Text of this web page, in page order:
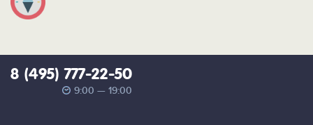
8 (495) 777-22-50
9:00 — 19:00